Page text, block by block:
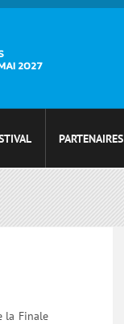
2027
PARTENAIRES
la Finale